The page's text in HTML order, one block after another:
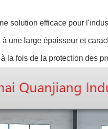
solution efficace pour
une large épaisseur et
la fois de la protection des